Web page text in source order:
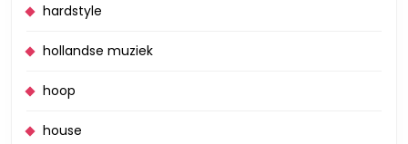
hardstyle
hollandse muziek
hoop
house